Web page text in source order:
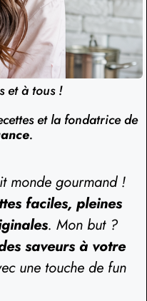
et à tous !
et la fondatrice de
.
monde gourmand !
faciles, pleines
. Mon but ?
saveurs à votre
une touche de fun